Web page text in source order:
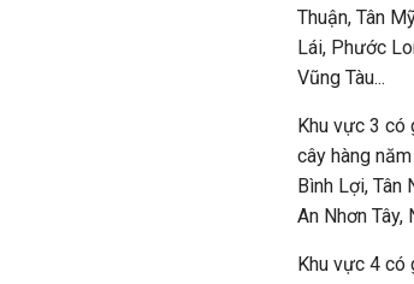
Thuận, Tân
Lái, Phước
Vũng Tàu...
Khu vực 3
cây hàng
Bình Lợi, Tân
An Nhơn
Khu vực 4 có